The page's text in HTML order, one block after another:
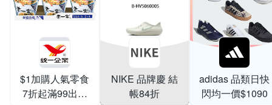
$1加購人氣零食
7折起滿99出貨
NIKE 品牌慶 結
帳84折
adidas 品類日快
閃均一價$1090